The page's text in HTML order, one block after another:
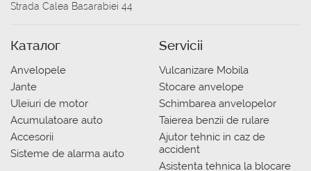
Strada Calea Basarabiei 44
Каталог
Anvelopele
Jante
Uleiuri de motor
Acumulatoare auto
Accesorii
Sisteme de alarma auto
Servicii
Vulcanizare Mobila
Stocare anvelope
Schimbarea anvelopelor
Taierea benzii de rulare
Ajutor tehnic in caz de
accident
Asistenta tehnica la blocare